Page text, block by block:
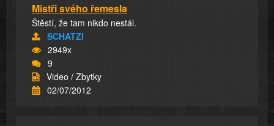
Mistři svého řemesla
Štěstí, že tam nikdo nestál.
SCHATZI
2949x
9
Video / Zbytky
02/07/2012